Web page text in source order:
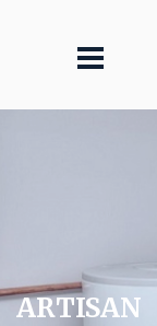
ARTISAN